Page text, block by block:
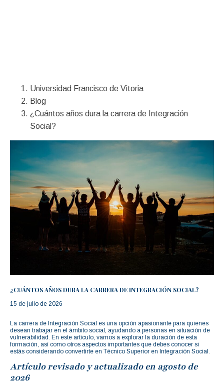
Universidad Francisco de Vitoria
Blog
¿Cuántos años dura la carrera de Integración
Social?
¿CUÁNTOS AÑOS DURA LA CARRERA DE INTEGRACIÓN SOCIAL?
15 de julio de 2026
La carrera de Integración Social es una opción apasionante para quienes
desean trabajar en el ámbito social, ayudando a personas en situación de
vulnerabilidad. En este artículo, vamos a explorar la duración de esta
formación, así como otros aspectos importantes que debes conocer si
estás considerando convertirte en Técnico Superior en Integración Social.
Artículo revisado y actualizado en agosto de
2026